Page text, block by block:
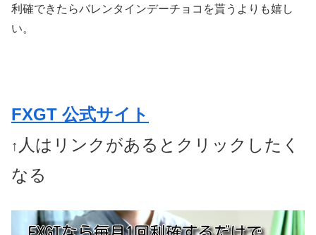
利確できたらバレンタインデーチョコを貰うよりも嬉し
い。
FXGT 公式サイト
↑ 人はリンクがあるとクリックしたく
なる